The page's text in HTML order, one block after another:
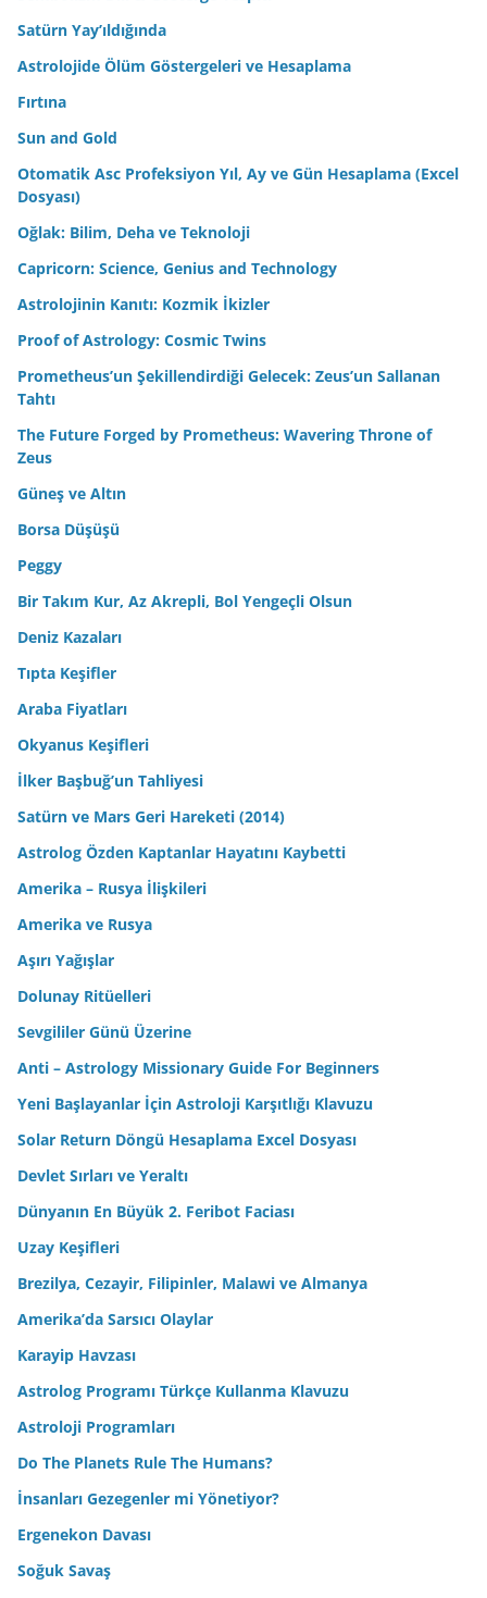
Satürn Yay’ıldığında
Astrolojide Ölüm Göstergeleri ve Hesaplama
Fırtına
Sun and Gold
Otomatik Asc Profeksiyon Yıl, Ay ve Gün Hesaplama (Excel
Dosyası)
Oğlak: Bilim, Deha ve Teknoloji
Capricorn: Science, Genius and Technology
Astrolojinin Kanıtı: Kozmik İkizler
Proof of Astrology: Cosmic Twins
Prometheus’un Şekillendirdiği Gelecek: Zeus’un Sallanan
Tahtı
The Future Forged by Prometheus: Wavering Throne of
Zeus
Güneş ve Altın
Borsa Düşüşü
Peggy
Bir Takım Kur, Az Akrepli, Bol Yengeçli Olsun
Deniz Kazaları
Tıpta Keşifler
Araba Fiyatları
Okyanus Keşifleri
İlker Başbuğ’un Tahliyesi
Satürn ve Mars Geri Hareketi (2014)
Astrolog Özden Kaptanlar Hayatını Kaybetti
Amerika – Rusya İlişkileri
Amerika ve Rusya
Aşırı Yağışlar
Dolunay Ritüelleri
Sevgililer Günü Üzerine
Anti – Astrology Missionary Guide For Beginners
Yeni Başlayanlar İçin Astroloji Karşıtlığı Klavuzu
Solar Return Döngü Hesaplama Excel Dosyası
Devlet Sırları ve Yeraltı
Dünyanın En Büyük 2. Feribot Faciası
Uzay Keşifleri
Brezilya, Cezayir, Filipinler, Malawi ve Almanya
Amerika’da Sarsıcı Olaylar
Karayip Havzası
Astrolog Programı Türkçe Kullanma Klavuzu
Astroloji Programları
Do The Planets Rule The Humans?
İnsanları Gezegenler mi Yönetiyor?
Ergenekon Davası
Soğuk Savaş